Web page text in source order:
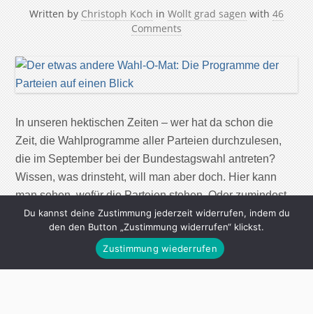
Written by Christoph Koch in Wollt grad sagen with 46
Comments
In unseren hektischen Zeiten – wer hat da schon die
Zeit, die Wahlprogramme aller Parteien durchzulesen,
die im September bei der Bundestagswahl antreten?
Wissen, was drinsteht, will man aber doch. Hier kann
man sehen, wofür die Parteien stehen. Oder zumindest
wo von sie überdurchschnittlich viel reden CDU/CSU:
„Menschen müssen Deutschland mehr fördern!“ *****
SPD: „Menschen […]
Du kannst deine Zustimmung jederzeit widerrufen, indem du
den den Button „Zustimmung widerrufen“ klickst.
Zustimmung wiederrufen